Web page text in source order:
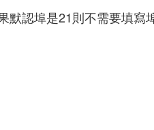
默認埠是21則不需要填寫